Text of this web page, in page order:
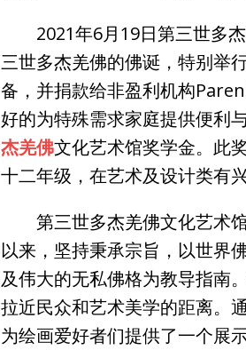
2021年6月19日第三世多杰
三世多杰羌佛的佛诞，特别举
备，并捐款给非盈利机构
好的为特殊需求家庭提供便利
杰羌佛文化艺术馆奖学金。此
十二年级，在艺术及设计类有
第三世多杰羌佛文化艺术馆
以来，坚持秉承宗旨，以世界
及伟大的无私佛格为教导指南
拉近民众和艺术美学的距离。
为绘画爱好者们提供了一个展